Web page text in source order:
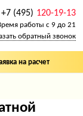
на расчет
+7 (495) 120-19-13
работы с 9 до 21
обратный звонок